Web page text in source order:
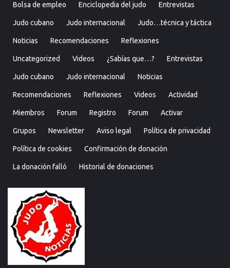
Bolsa de empleo Enciclopedia del judo Entrevistas
Judo cubano Judo internacional Judo…técnica y táctica
Noticias Recomendaciones Reflexiones
Uncategorized Videos ¿Sabías que…? Entrevistas
Judo cubano Judo internacional Noticias
Recomendaciones Reflexiones Videos Actividad
Miembros Forum Registro Forum Activar
Grupos Newsletter Aviso legal Política de privacidad
Política de cookies Confirmación de donación
La donación falló Historial de donaciones